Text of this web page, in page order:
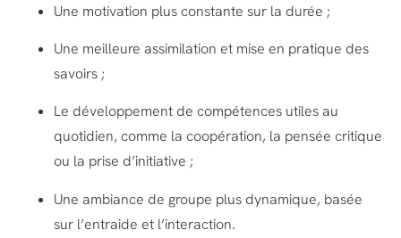
Une motivation plus constante sur la durée ;
Une meilleure assimilation et mise en pratique des
savoirs ;
Le développement de compétences utiles au
quotidien, comme la coopération, la pensée critique
ou la prise d’initiative ;
Une ambiance de groupe plus dynamique, basée
sur l’entraide et l’interaction.